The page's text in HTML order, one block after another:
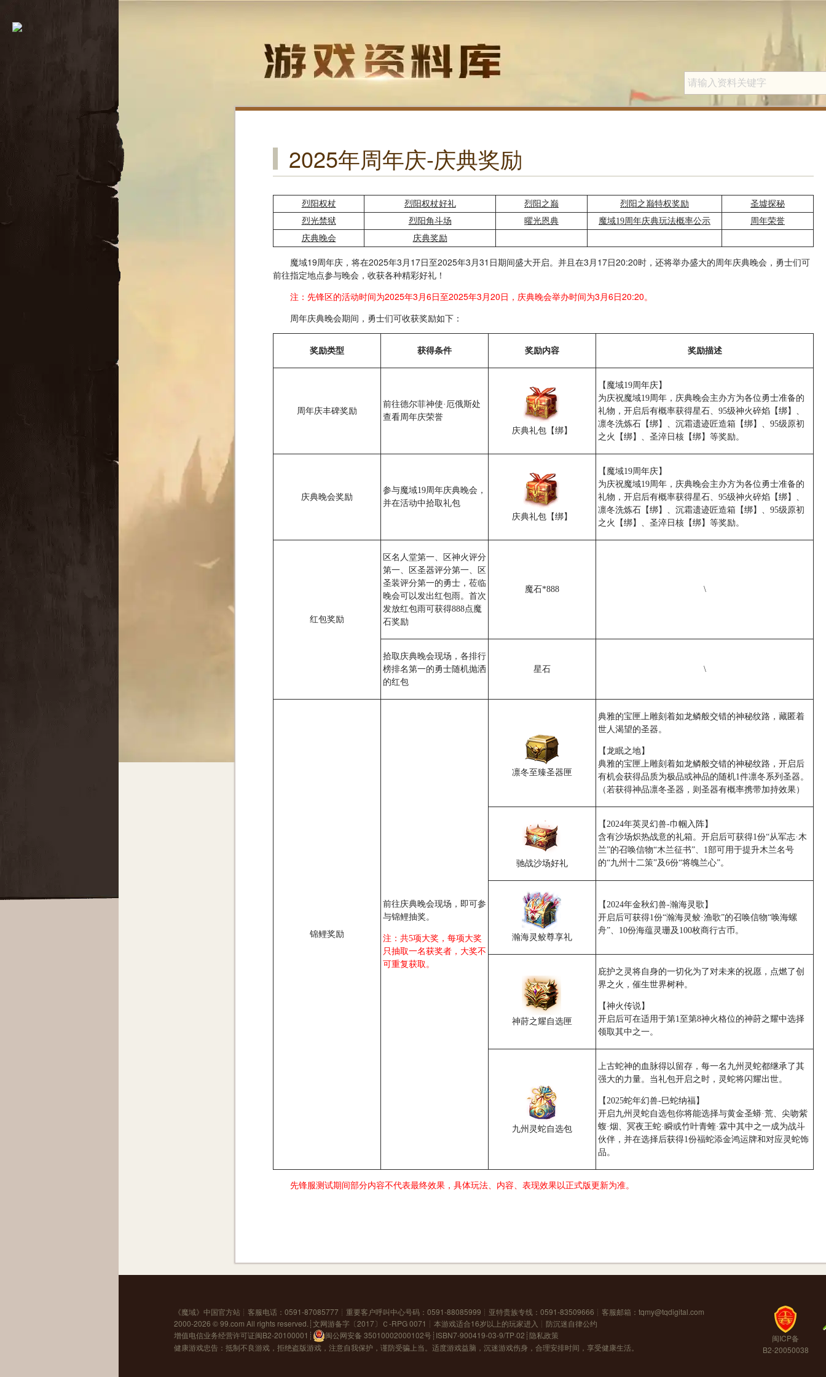
2025年周年庆-庆典奖励
烈阳权杖 烈阳权杖好礼 烈阳之巅 烈阳之巅特权奖励
圣墟探秘
烈光禁狱
烈阳角斗场 曜光恩典 魔域19周年庆典玩法概率公示
周年荣誉
庆典晚会
庆典奖励
魔域19周年庆，将在2025年3月17日至2025年3月31日期间盛大开启。并且在3月17日20:20时，还将举办盛大的周年庆典晚会，勇士们可
前往指定地点参与晚会，收获各种精彩好礼！
注：先锋区的活动时间为2025年3月6日至2025年3月20日，庆典晚会举办时间为3月6日20:20。
周年庆典晚会期间，勇士们可收获奖励如下：
奖励类型 获得条件 奖励内容 奖励描述
周年庆丰碑奖励
前往德尔菲神使·厄俄斯处
查看周年庆荣誉
庆典礼包【绑】
【魔域19周年庆】
为庆祝魔域19周年，庆典晚会主办方为各位勇士准备的
礼物，开启后有概率获得星石、95级神火碎焰【绑】、
凛冬洗炼石【绑】、沉霜遗迹匠造箱【绑】、95级原初
之火【绑】、圣淬日核【绑】等奖励。
庆典晚会奖励
参与魔域19周年庆典晚会，
并在活动中拾取礼包
庆典礼包【绑】
【魔域19周年庆】
为庆祝魔域19周年，庆典晚会主办方为各位勇士准备的
礼物，开启后有概率获得星石、95级神火碎焰【绑】、
凛冬洗炼石【绑】、沉霜遗迹匠造箱【绑】、95级原初
之火【绑】、圣淬日核【绑】等奖励。
红包奖励
区名人堂第一、区神火评分
第一、区圣器评分第一、区
圣装评分第一的勇士，莅临
晚会可以发出红包雨。首次
发放红包雨可获得888点魔
石奖励
魔石*888 \
拾取庆典晚会现场，各排行
榜排名第一的勇士随机抛洒
的红包
星石 \
锦鲤奖励
前往庆典晚会现场，即可参
与锦鲤抽奖。
注：共5项大奖，每项大奖
只抽取一名获奖者，大奖不
可重复获取。
凛冬至臻圣器匣
典雅的宝匣上雕刻着如龙鳞般交错的神秘纹路，藏匿着
世人渴望的圣器。
【龙眠之地】
典雅的宝匣上雕刻着如龙鳞般交错的神秘纹路，开启后
有机会获得品质为极品或神品的随机1件凛冬系列圣器。
（若获得神品凛冬圣器，则圣器有概率携带加持效果）
驰战沙场好礼
【2024年英灵幻兽-巾帼入阵】
含有沙场炽热战意的礼箱。开启后可获得1份“从军志·木
兰”的召唤信物“木兰征书”、1部可用于提升木兰名号
的“九州十二策”及6份“将魄兰心”。
瀚海灵鲛尊享礼
【2024年金秋幻兽-瀚海灵歌】
开启后可获得1份“瀚海灵鲛·渔歌”的召唤信物“唤海螺
舟”、10份海蕴灵珊及100枚商行古币。
神莳之耀自选匣
庇护之灵将自身的一切化为了对未来的祝愿，点燃了创
界之火，催生世界树种。
【神火传说】
开启后可在适用于第1至第8神火格位的神莳之耀中选择
领取其中之一。
九州灵蛇自选包
上古蛇神的血脉得以留存，每一名九州灵蛇都继承了其
强大的力量。当礼包开启之时，灵蛇将闪耀出世。
【2025蛇年幻兽-巳蛇纳福】
开启九州灵蛇自选包你将能选择与黄金圣蟒·荒、尖吻紫
蝮·烟、冥夜王蛇·瞬或竹叶青蝰·霖中其中之一成为战斗
伙伴，并在选择后获得1份福蛇添金鸿运牌和对应灵蛇饰
品。
先锋服测试期间部分内容不代表最终效果，具体玩法、内容、表现效果以正式版更新为准。
《魔域》中国官方站┊客服电话：0591-87085777┊重要客户呼叫中心号码：0591-88085999┊亚特贵族专线：0591-83509666┊客服邮箱： tqmy@tqdigital.com
2000-2026 ©99.com All rights reserved.┊文网游备字〔2017〕Ｃ-RPG 0071 ┊本游戏适合16岁以上的玩家进入┊ 防沉迷自律公约
增值电信业务经营许可证闽B2-20100001 ┊ 闽公网安备 35010002000102号┊ISBN7-900419-03-9/TP·02┊隐私政策
健康游戏忠告：抵制不良游戏，拒绝盗版游戏，注意自我保护，谨防受骗上当。适度游戏益脑，沉迷游戏伤身，合理安排时间，享受健康生活。
闽ICP备
B2-20050038